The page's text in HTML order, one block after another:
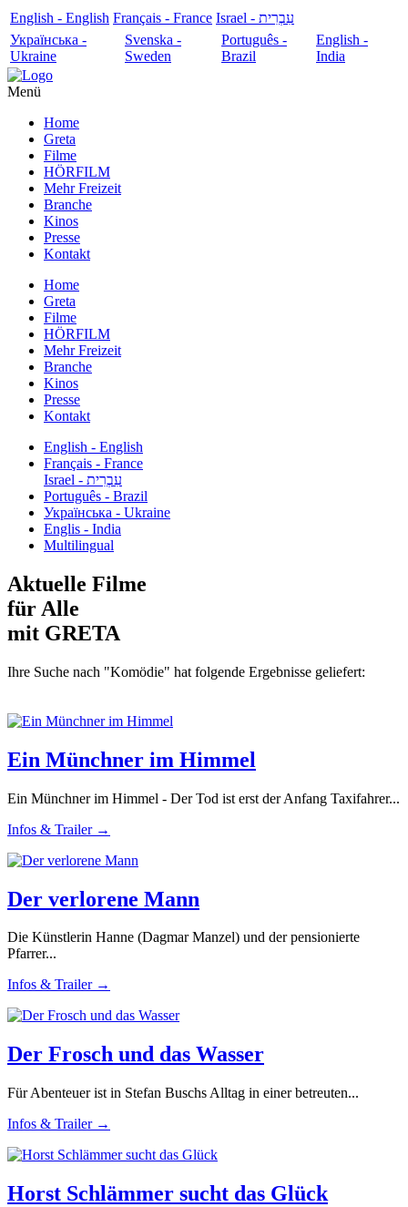
English - English Français - France
עִבְרִית - Israel
Українська -
Ukraine
Svenska -
Sweden
Português -
Brazil
English -
India
Menü
Home
Greta
Filme
HÖRFILM
Mehr Freizeit
Branche
Kinos
Presse
Kontakt
Home
Greta
Filme
HÖRFILM
Mehr Freizeit
Branche
Kinos
Presse
Kontakt
English - English
Français - France
עִבְרִית - Israel
Português - Brazil
Українська - Ukraine
Englis - India
Multilingual
Aktuelle Filme
für Alle
mit GRETA
Ihre Suche nach "Komödie" hat folgende Ergebnisse geliefert:
Ein Münchner im Himmel
Ein Münchner im Himmel - Der Tod ist erst der Anfang Taxifahrer...
Infos & Trailer →
Der verlorene Mann
Die Künstlerin Hanne (Dagmar Manzel) und der pensionierte
Pfarrer...
Infos & Trailer →
Der Frosch und das Wasser
Für Abenteuer ist in Stefan Buschs Alltag in einer betreuten...
Infos & Trailer →
Horst Schlämmer sucht das Glück